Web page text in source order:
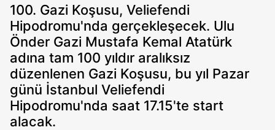
100. Gazi Koşusu, Veliefendi
Hipodromu'nda gerçekleşecek. Ulu
Önder Gazi Mustafa Kemal Atatürk
adına tam 100 yıldır aralıksız
düzenlenen Gazi Koşusu, bu yıl Pazar
günü İstanbul Veliefendi
Hipodromu'nda saat 17.15'te start
alacak.